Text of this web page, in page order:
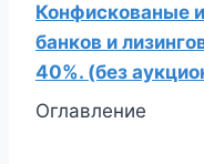
Конфискованые
банков и
40%. (без
Оглавление